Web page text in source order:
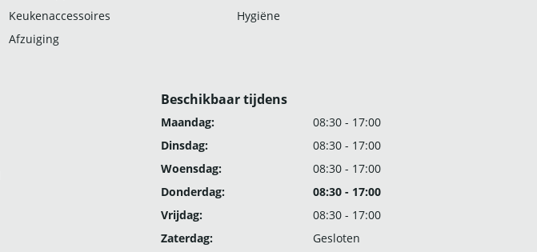
Keukenaccessoires
Hygiëne
Afzuiging
Beschikbaar tijdens
Maandag:
08:30 - 17:00
Dinsdag:
08:30 - 17:00
Woensdag:
08:30 - 17:00
Donderdag:
08:30 - 17:00
Vrijdag:
08:30 - 17:00
Zaterdag:
Gesloten